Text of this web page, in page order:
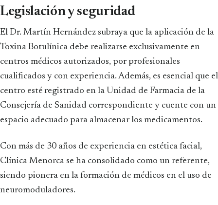
Legislación y seguridad
El Dr. Martín Hernández subraya que la aplicación de la
Toxina Botulínica debe realizarse exclusivamente en
centros médicos autorizados, por profesionales
cualificados y con experiencia. Además, es esencial que el
centro esté registrado en la Unidad de Farmacia de la
Consejería de Sanidad correspondiente y cuente con un
espacio adecuado para almacenar los medicamentos.
Con más de 30 años de experiencia en estética facial,
Clínica Menorca se ha consolidado como un referente,
siendo pionera en la formación de médicos en el uso de
neuromoduladores.